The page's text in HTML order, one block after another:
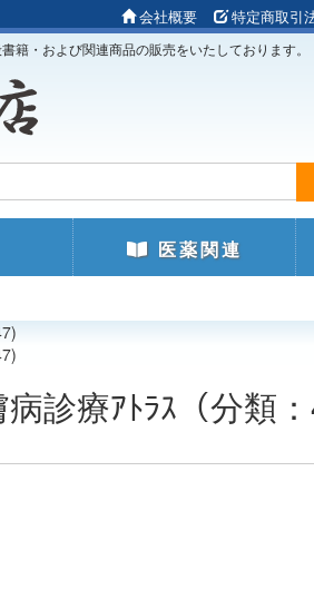
会社概要 特定商取引
籍・および関連商品の販売をいたしております。
医薬関連
診療ｱﾄﾗｽ（分類